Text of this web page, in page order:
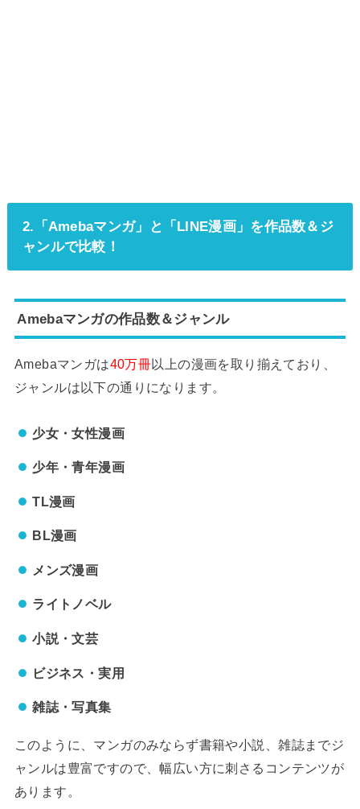
2.「Amebaマンガ」と「LINE漫画」を作品数＆ジ
ャンルで比較！
Amebaマンガの作品数＆ジャンル
Amebaマンガは40万冊以上の漫画を取り揃えており、
ジャンルは以下の通りになります。
少女・女性漫画
少年・青年漫画
TL漫画
BL漫画
メンズ漫画
ライトノベル
小説・文芸
ビジネス・実用
雑誌・写真集
このように、マンガのみならず書籍や小説、雑誌までジ
ャンルは豊富ですので、幅広い方に刺さるコンテンツが
あります。